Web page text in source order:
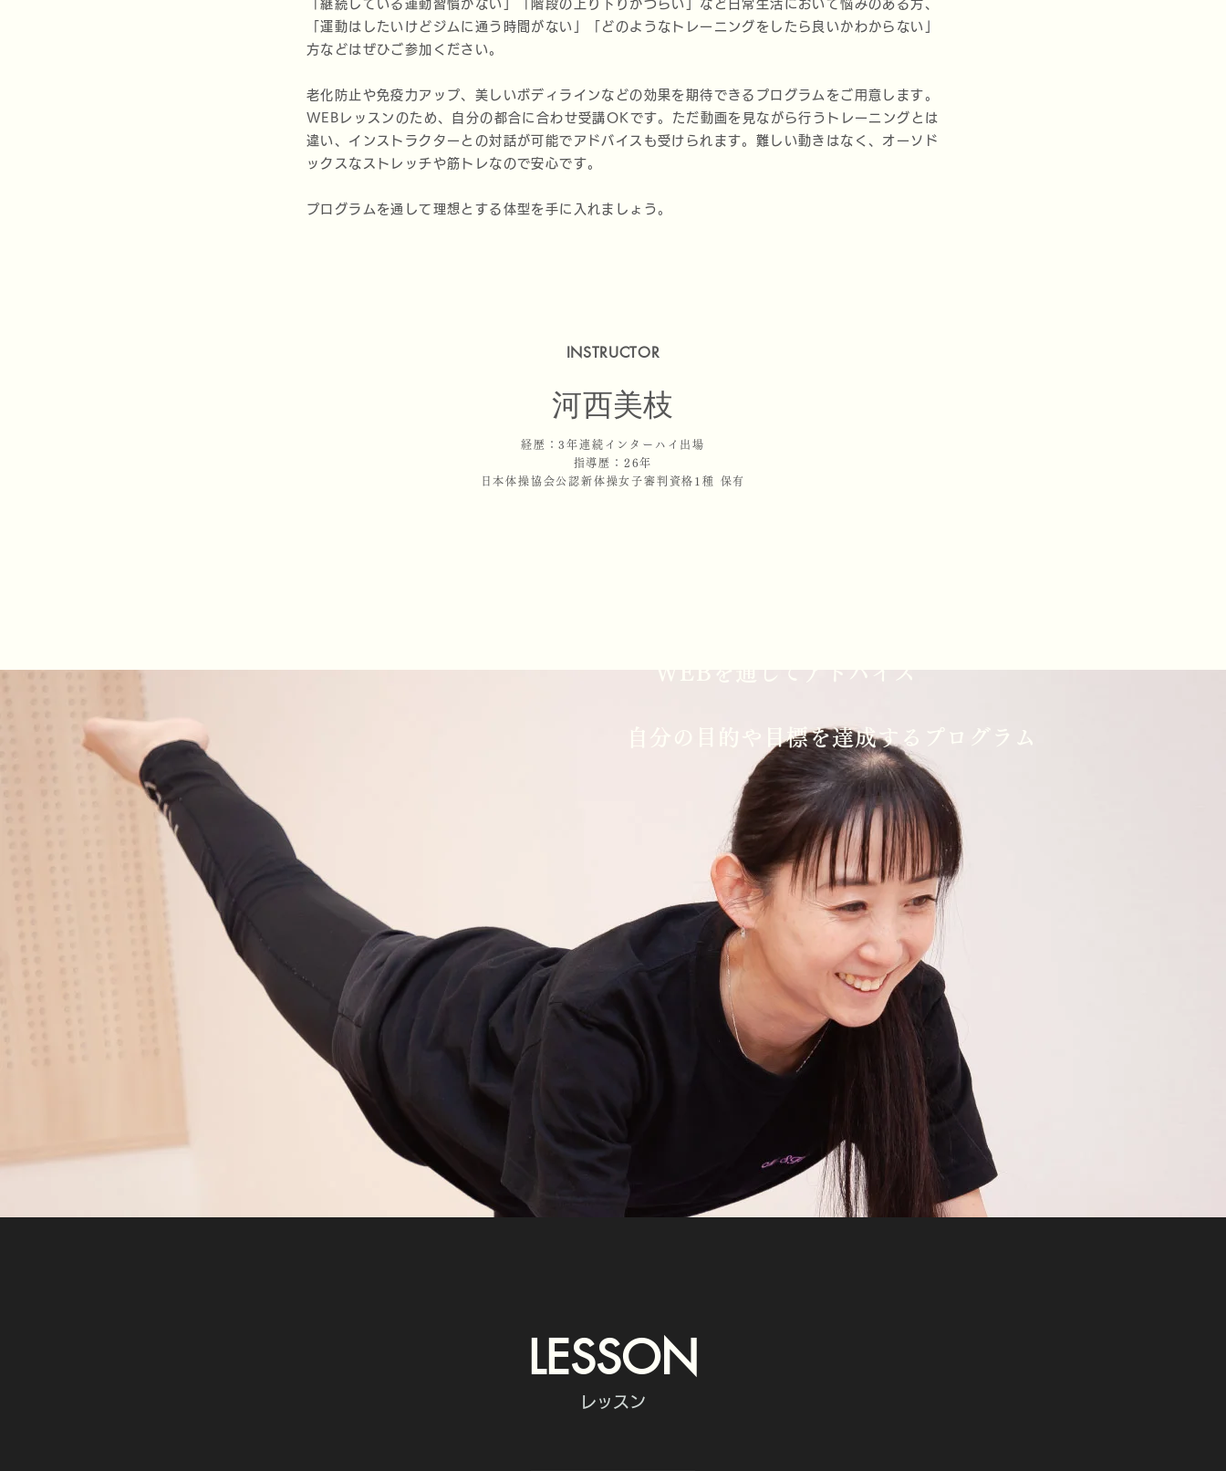
「継続している運動習慣がない」「階段の上り下りがつらい」など日常生活において悩みのある方、
「運動はしたいけどジムに通う時間がない」「どのようなトレーニングをしたら良いかわからない」
方などはぜひご参加ください。
老化防止や免疫力アップ、美しいボディラインなどの効果を期待できるプログラムをご用意します。
WEBレッスンのため、自分の都合に合わせ受講OKです。ただ動画を見ながら行うトレーニングとは
違い、インストラクターとの対話が可能でアドバイスも受けられます。難しい動きはなく、オーソド
ックスなストレッチや筋トレなので安心です。
プログラムを通して理想とする体型を手に入れましょう。
INSTRUCTOR
河西美枝
経歴：3年連続インターハイ出場
指導歴：26年
日本体操協会公認新体操女子審判資格1種 保有
自分の目的や目標を達成するプログラム
WEBを通してアドバイス
LESSON
レッスン